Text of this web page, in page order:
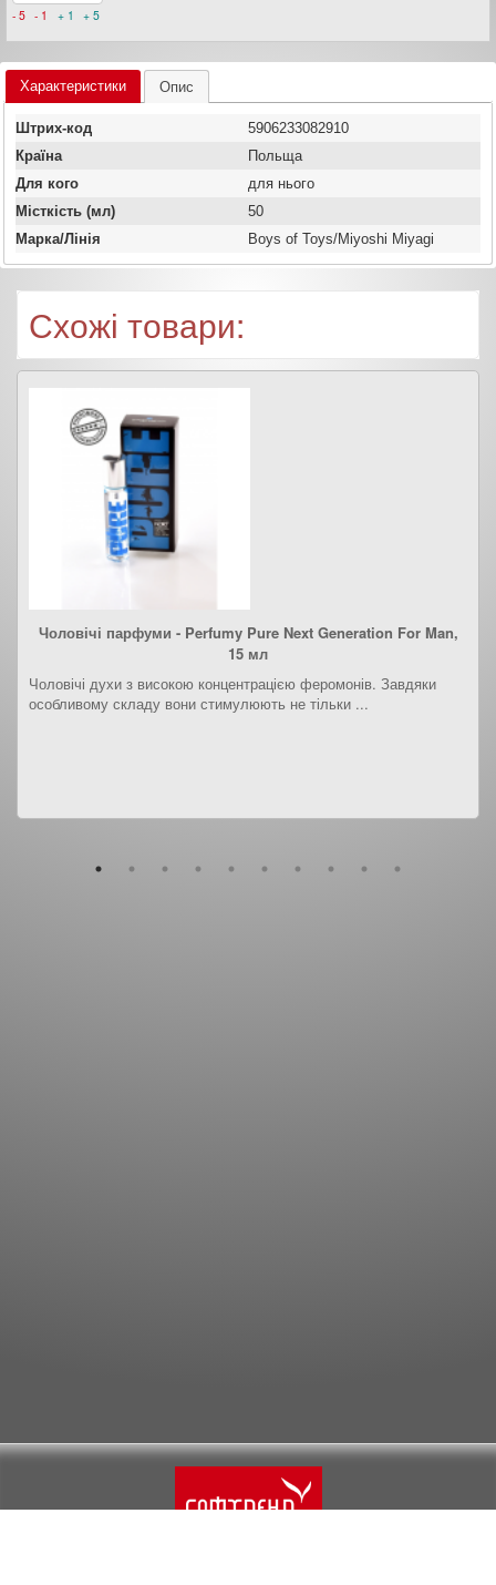
- 5 - 1 + 5
+ 1
Характеристики Опис
Штрих-код
5906233082910
Країна
Польща
Для кого
для нього
Місткість (мл)
50
Марка/Лінія
Boys of Toys/Miyoshi Miyagi
Схожі товари:
Чоловічі парфуми - Perfumy Pure Next Generation For Man,
15 мл
Чоловічі духи з високою концентрацією феромонів. Завдяки
особливому складу вони стимулюють не тільки ...